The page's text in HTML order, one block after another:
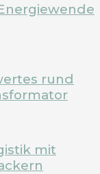
rund
mit